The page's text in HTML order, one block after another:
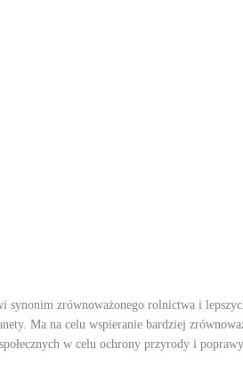
synonim zrównoważonego rolnictwa i
Ma na celu wspieranie bardziej
w celu ochrony przyrody i